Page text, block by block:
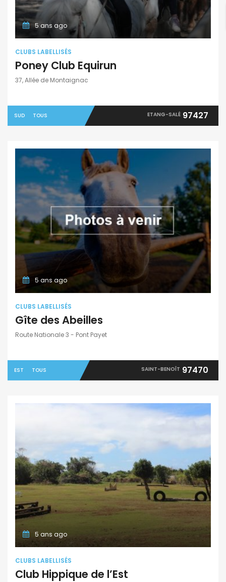
5 ans ago
CLUBS LABELLISÉS
Poney Club Equirun
37, Allée de Montaignac
SUD TOUS ETANG-SALÉ 97427
5 ans ago
CLUBS LABELLISÉS
Gîte des Abeilles
Route Nationale 3 - Pont Payet
EST TOUS SAINT-BENOÎT 97470
5 ans ago
CLUBS LABELLISÉS
Club Hippique de l’Est